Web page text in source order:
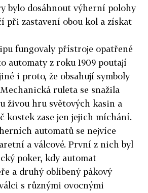
bylo dosáhnout výherní polohy
při zastavení obou kol a získat
fungovaly přístroje opatřené
automaty z roku 1909 poutají
i proto, že obsahují symboly
ruleta se snažila
živou hru světových kasin a
kostek zase jen jejich míchání.
automatů se nejvíce
a válcové. První z nich byl
poker, kdy automat
a druhý oblíbený pákový
s různými ovocnými